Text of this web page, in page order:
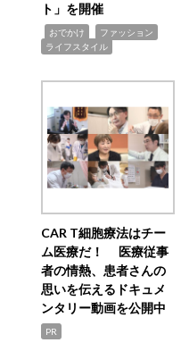
ト」を開催
おでかけ ファッション
ライフスタイル
CAR T細胞療法はチー
ム医療だ！ 医療従事
者の情熱、患者さんの
思いを伝えるドキュメ
ンタリー動画を公開中
PR